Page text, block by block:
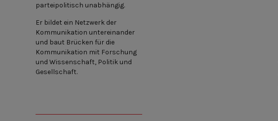
parteipolitisch unabhängig.
Er bildet ein Netzwerk der
Kommunikation untereinander
und baut Brücken für die
Kommunikation mit Forschung
und Wissenschaft, Politik und
Gesellschaft.